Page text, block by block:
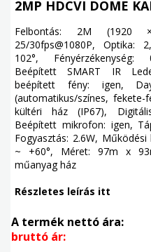
2MP HDCVI DOME
Felbontás: 2M (1920
25/30fps@1080P, Optika:
102°, Fényérzékenység:
Beépített SMART IR
beépített fény: igen,
(automatikus/színes, fekete-
kültéri ház (IP67),
Beépített mikrofon: igen,
Fogyasztás: 2.6W, Működési
~ +60°, Méret: 97m x
műanyag ház
Részletes leírás itt
A termék nettó ára:
bruttó ár: